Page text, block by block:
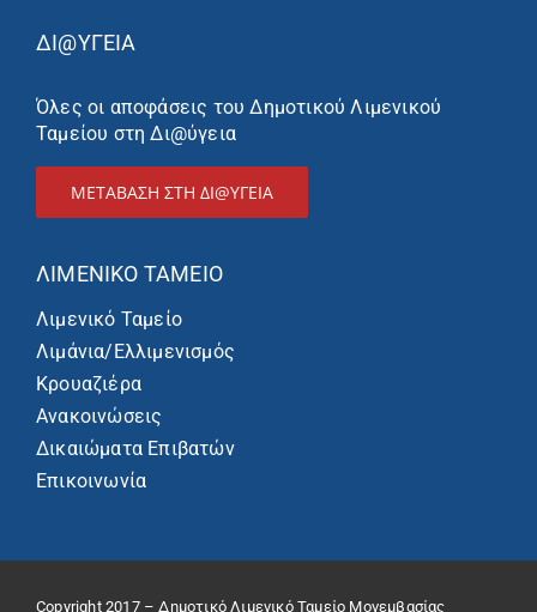
ΔΙ@ΥΓΕΙΑ
Όλες οι αποφάσεις του Δημοτικού Λιμενικού
Ταμείου στη Δι@ύγεια
ΜΕΤΑΒΑΣΗ ΣΤΗ ΔΙ@ΥΓΕΙΑ
ΛΙΜΕΝΙΚΌ ΤΑΜΕΊΟ
Λιμενικό Ταμείο
Λιμάνια/Ελλιμενισμός
Κρουαζιέρα
Ανακοινώσεις
Δικαιώματα Επιβατών
Επικοινωνία
Copyright 2017 – Δημοτικό Λιμενικό Ταμείο Μονεμβασίας